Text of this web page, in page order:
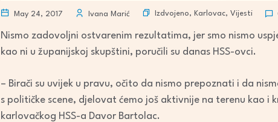
May 24, 2017 Ivana Marić Izdvojeno, Karlovac, Vijesti
Nismo zadovoljni ostvarenim rezultatima, jer smo nismo
kao ni u županijskoj skupštini, poručili su danas HSS-ovci.
– Birači su uvijek u pravu, očito da nismo prepoznati i da
s političke scene, djelovat ćemo još aktivnije na terenu kao i
karlovačkog HSS-a Davor Bartolac.